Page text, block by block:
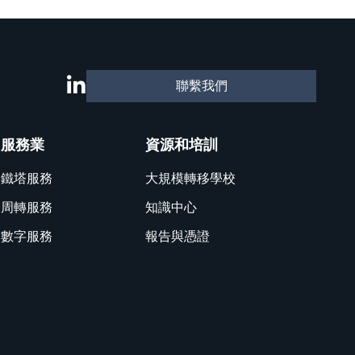
聯繫我們
服務業
鐵塔服務
周轉服務
數字服務
資源和培訓
大規模轉移學校
知識中心
報告與憑證